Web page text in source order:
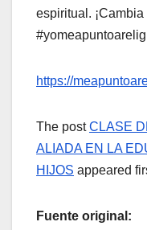
espiritual.
https://
The postCLASE
ALIADA EN LA
HIJOS appeared
Fuente original: